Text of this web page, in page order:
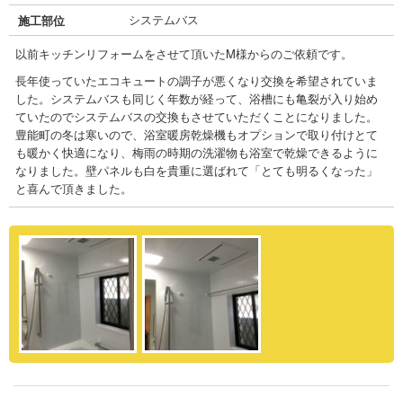
施工部位
システムバス
以前キッチンリフォームをさせて頂いたM様からのご依頼です。
長年使っていたエコキュートの調子が悪くなり交換を希望されていま
した。システムバスも同じく年数が経って、浴槽にも亀裂が入り始め
ていたのでシステムバスの交換もさせていただくことになりました。
豊能町の冬は寒いので、浴室暖房乾燥機もオプションで取り付けとて
も暖かく快適になり、梅雨の時期の洗濯物も浴室で乾燥できるように
なりました。壁パネルも白を貴重に選ばれて「とても明るくなった」
と喜んで頂きました。